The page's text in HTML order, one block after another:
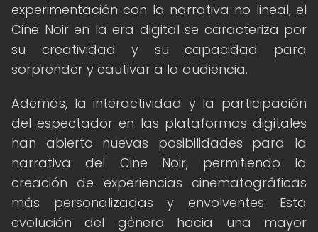
experimentación con la narrativa no lineal, el
Cine Noir en la era digital se caracteriza por
su creatividad y su capacidad para
sorprender y cautivar a la audiencia.
Además, la interactividad y la participación
del espectador en las plataformas digitales
han abierto nuevas posibilidades para la
narrativa del Cine Noir, permitiendo la
creación de experiencias cinematográficas
más personalizadas y envolventes. Esta
evolución del género hacia una mayor